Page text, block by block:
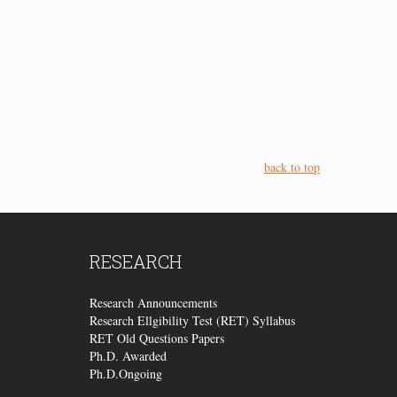
back to top
RESEARCH
Research Announcements
Research Ellgibility Test (RET) Syllabus
RET Old Questions Papers
Ph.D. Awarded
Ph.D.Ongoing